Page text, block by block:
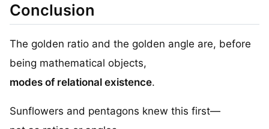
Conclusion
The golden ratio and the golden angle are, before
being mathematical objects,
modes of relational existence.
Sunflowers and pentagons knew this first—